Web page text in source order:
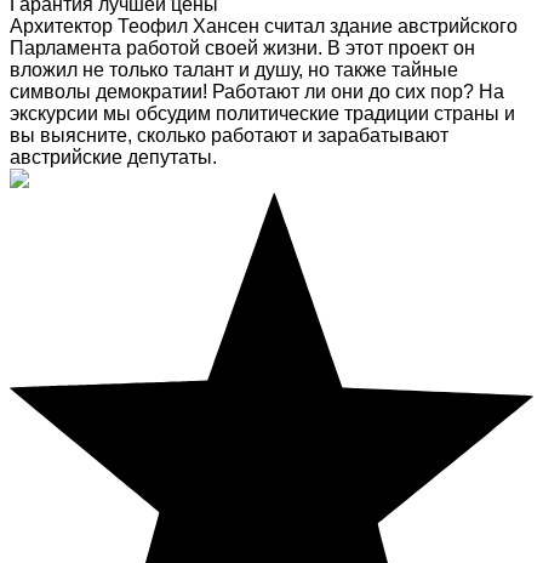
Гарантия лучшей цены
Архитектор Теофил Хансен считал здание австрийского
Парламента работой своей жизни. В этот проект он
вложил не только талант и душу, но также тайные
символы демократии! Работают ли они до сих пор? На
экскурсии мы обсудим политические традиции страны и
вы выясните, сколько работают и зарабатывают
австрийские депутаты.